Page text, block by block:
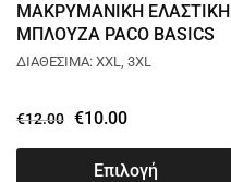
ΜΑΚΡΥΜΑΝΙΚΗ ΕΛΑΣΤΙΚΗ
ΜΠΛΟΥΖΑ PACO BASICS
ΜΑΥΡΟ 2381812
ΔΙΑΘΕΣΙΜΑ: XXL, 3XL
€12.00 €10.00
Επιλογή